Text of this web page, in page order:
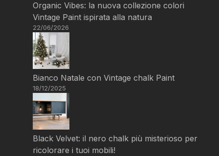
Organic Vibes: la nuova collezione colori
Vintage Paint ispirata alla natura
22/06/2026
Bianco Natale con Vintage chalk Paint
18/12/2025
Black Velvet: il nero chalk più misterioso per
ricolorare i tuoi mobili!